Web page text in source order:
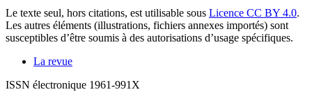
Le texte seul, hors citations, est utilisable sous Licence CC BY 4.0.
Les autres éléments (illustrations, fichiers annexes importés) sont
susceptibles d’être soumis à des autorisations d’usage spécifiques.
La revue
ISSN électronique 1961-991X